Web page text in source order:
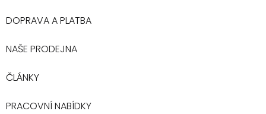
DOPRAVA A PLATBA
NAŠE PRODEJNA
ČLÁNKY
PRACOVNÍ NABÍDKY